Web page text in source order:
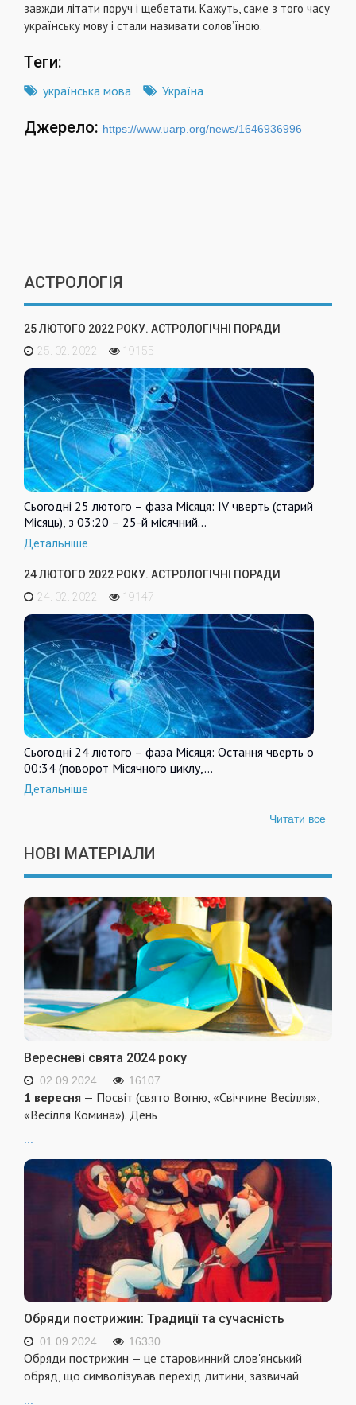
завжди літати поруч і щебетати. Кажуть, саме з того часу
українську мову і стали називати солов’їною.
Теги:
українська мова Україна
Джерело: https://www.uarp.org/news/1646936996
АСТРОЛОГІЯ
25 ЛЮТОГО 2022 РОКУ. АСТРОЛОГІЧНІ ПОРАДИ
25. 02. 2022
19155
Сьогодні 25 лютого – фаза Місяця: IV чверть (старий
Місяць), з 03:20 – 25-й місячний…
Детальніше
24 ЛЮТОГО 2022 РОКУ. АСТРОЛОГІЧНІ ПОРАДИ
24. 02. 2022
19147
Сьогодні 24 лютого – фаза Місяця: Остання чверть о
00:34 (поворот Місячного циклу,…
Детальніше
Читати все
НОВІ МАТЕРІАЛИ
Вересневі свята 2024 року
02.09.2024 16107
1 вересня — Посвіт (свято Вогню, «Свіччине Весілля»,
«Весілля Комина»). День
Обряди пострижин: Традиції та сучасність
01.09.2024 16330
Обряди пострижин — це старовинний слов'янський
обряд, що символізував перехід дитини, зазвичай